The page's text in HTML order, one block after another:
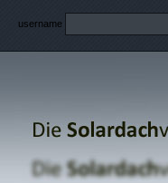
username